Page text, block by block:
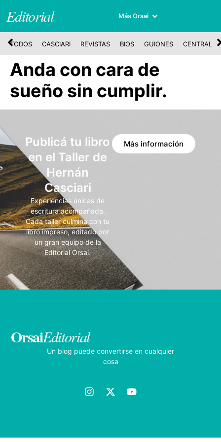
Editorial Más Orsai
TODOS CASCIARI REVISTAS BIOS GUIONES CENTRAL
Anda con cara de
sueño sin cumplir.
Publicá tu libro
en el Taller de
Hernán
Casciari
Experiencias únicas de
escritura acompañada.
Cada taller culmina con tu
libro impreso, editado por
un gran equipo de la
Editorial Orsai.
Más información
OrsaiEditorial
Un blog puede convertirse en cualquier
cosa